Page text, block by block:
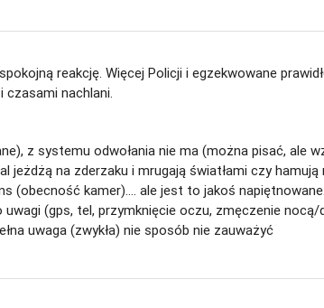
reakcję. Więcej Policji i egzekwowane
czasami nachlani.
z systemu odwołania nie ma (można pisać,
na zderzaku i mrugają światłami czy
kamer).... ale jest to jakoś
(gps, tel, przymknięcie oczu, zmęczenie
uwaga (zwykła) nie sposób nie zauważyć